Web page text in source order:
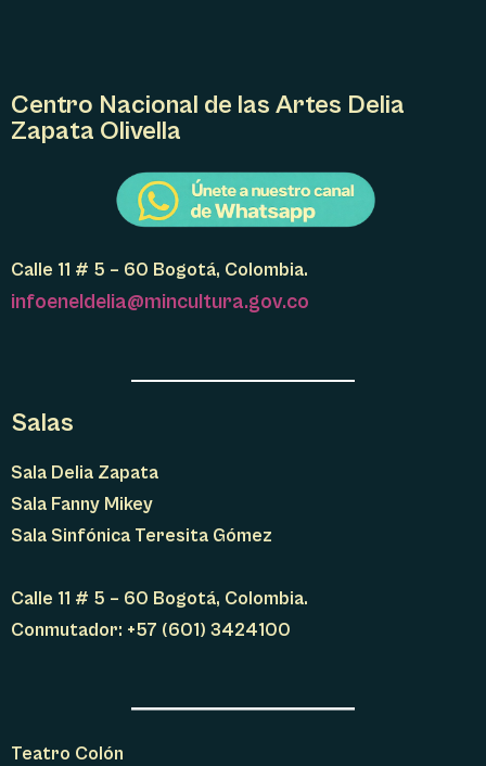
Centro Nacional de las Artes Delia
Zapata Olivella
Calle 11 # 5 – 60 Bogotá, Colombia.
infoeneldelia@mincultura.gov.co
Salas
Sala Delia Zapata
Sala Fanny Mikey
Sala Sinfónica Teresita Gómez
Calle 11 # 5 – 60 Bogotá, Colombia.
Conmutador: +57 (601) 3424100
Teatro Colón